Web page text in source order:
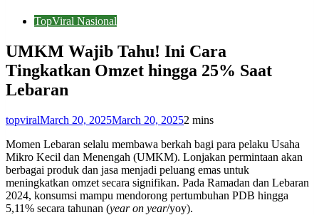
TopViral Nasional
UMKM Wajib Tahu! Ini Cara
Tingkatkan Omzet hingga 25% Saat
Lebaran
topviralMarch 20, 2025March 20, 20252 mins
Momen Lebaran selalu membawa berkah bagi para pelaku Usaha
Mikro Kecil dan Menengah (UMKM). Lonjakan permintaan akan
berbagai produk dan jasa menjadi peluang emas untuk
meningkatkan omzet secara signifikan. Pada Ramadan dan Lebaran
2024, konsumsi mampu mendorong pertumbuhan PDB hingga
5,11% secara tahunan (year on year/yoy).